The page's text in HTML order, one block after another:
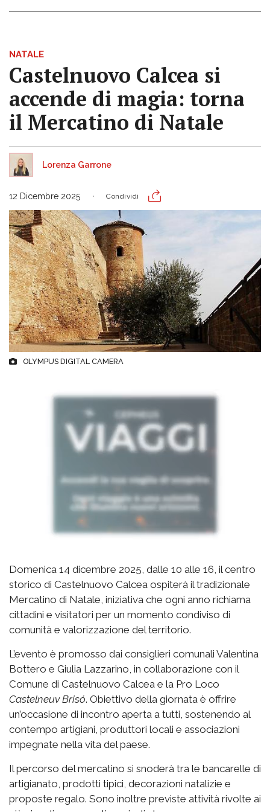
NATALE
Castelnuovo Calcea si
accende di magia: torna
il Mercatino di Natale
Lorenza Garrone
12 Dicembre 2025 Condividi
OLYMPUS DIGITAL CAMERA
Domenica 14 dicembre 2025, dalle 10 alle 16, il centro
storico di Castelnuovo Calcea ospiterà il tradizionale
Mercatino di Natale, iniziativa che ogni anno richiama
cittadini e visitatori per un momento condiviso di
comunità e valorizzazione del territorio.
L’evento è promosso dai consiglieri comunali Valentina
Bottero e Giulia Lazzarino, in collaborazione con il
Comune di Castelnuovo Calcea e la Pro Loco
Castelneuv Brisó. Obiettivo della giornata è offrire
un’occasione di incontro aperta a tutti, sostenendo al
contempo artigiani, produttori locali e associazioni
impegnate nella vita del paese.
Il percorso del mercatino si snoderà tra le bancarelle di
artigianato, prodotti tipici, decorazioni natalizie e
proposte regalo. Sono inoltre previste attività rivolte ai